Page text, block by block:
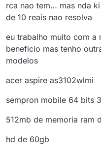
rca nao tem… mas nda
de 10 reais nao resolva
eu trabalho muito com a
beneficio mas tenho
modelos
acer aspire as3102wlmi
sempron mobile 64 bits
512mb de memoria ram
hd de 60gb